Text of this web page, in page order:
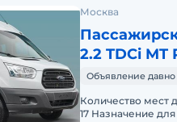
Москва
2.2 TDCi MT
Объявление давно
Количество мест для сидения 17
17 Назначение для перевозки пассажиров на дальние расстояния